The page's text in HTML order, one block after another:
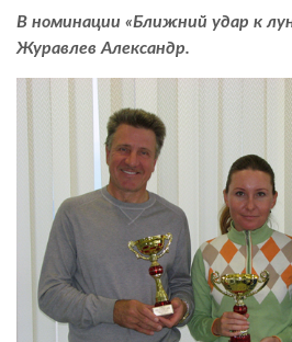
В номинации «Ближний удар к
Журавлев Александр.